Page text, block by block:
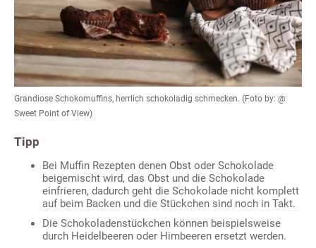
Grandiose Schokomuffins, herrlich schokoladig schmecken. (Foto by: @
Sweet Point of View)
Tipp
Bei Muffin Rezepten denen Obst oder Schokolade
beigemischt wird, das Obst und die Schokolade
einfrieren, dadurch geht die Schokolade nicht komplett
auf beim Backen und die Stückchen sind noch in Takt.
Die Schokoladenstückchen können beispielsweise
durch Heidelbeeren oder Himbeeren ersetzt werden.